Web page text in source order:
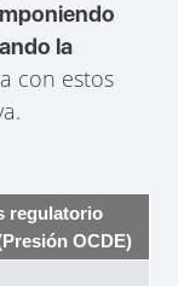
la
con estos
regulatorio
OCDE)